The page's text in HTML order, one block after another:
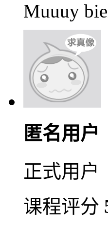
Muuuy
匿名用户
正式用户
课程评分